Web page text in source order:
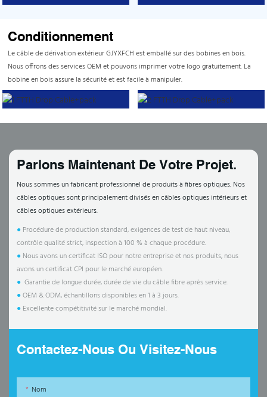
Conditionnement
Le câble de dérivation extérieur GJYXFCH est emballé sur des bobines en bois.
Nous offrons des services OEM et pouvons imprimer votre logo gratuitement. La
bobine en bois assure la sécurité et est facile à manipuler.
Parlons Maintenant De Votre Projet.
Nous sommes un fabricant professionnel de produits à fibres optiques. Nos
câbles optiques sont principalement divisés en câbles optiques intérieurs et
câbles optiques extérieurs.
● Procédure de production standard, exigences de test de haut niveau,
contrôle qualité strict, inspection à 100 % à chaque procédure.
● Nous avons un certificat ISO pour notre entreprise et nos produits, nous
avons un certificat CPI pour le marché européen.
● Garantie de longue durée, durée de vie du câble fibre après service.
●OEM & ODM, échantillons disponibles en 1 à 3 jours.
● Excellente compétitivité sur le marché mondial.
Contactez-Nous Ou Visitez-Nous
Nom